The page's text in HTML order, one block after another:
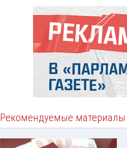
Рекомендуемые материалы